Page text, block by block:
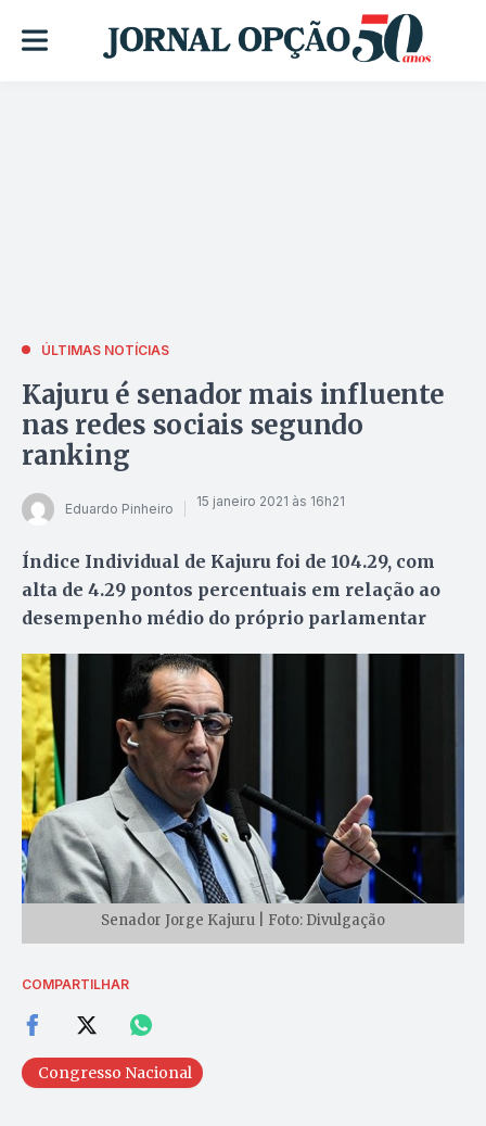
ÚLTIMAS NOTÍCIAS
Kajuru é senador mais influente
nas redes sociais segundo
ranking
Eduardo Pinheiro 15 janeiro 2021 às 16h21
Índice Individual de Kajuru foi de 104.29, com
alta de 4.29 pontos percentuais em relação ao
desempenho médio do próprio parlamentar
Senador Jorge Kajuru | Foto: Divulgação
COMPARTILHAR
Congresso Nacional